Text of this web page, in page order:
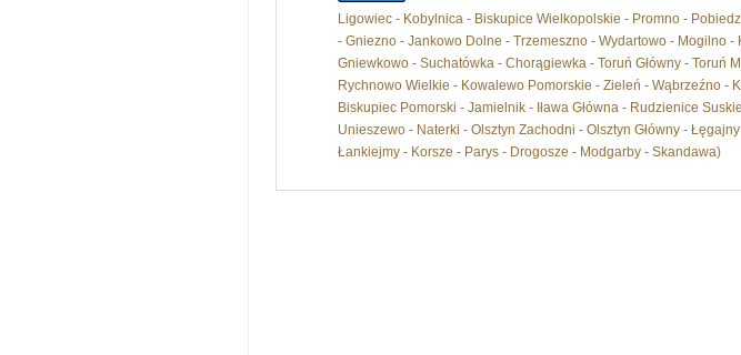
Ligowiec - Kobylnica - Biskupice Wielkopolskie - Promno -
- Gniezno - Jankowo Dolne - Trzemeszno - Wydartowo - Mogilno -
Gniewkowo - Suchatówka - Chorągiewka - Toruń Główny - Toruń
Rychnowo Wielkie - Kowalewo Pomorskie - Zieleń - Wąbrzeźno -
Biskupiec Pomorski - Jamielnik - Iława Główna - Rudzienice
Unieszewo - Naterki - Olsztyn Zachodni - Olsztyn Główny -
Łankiejmy - Korsze - Parys - Drogosze - Modgarby - Skandawa)